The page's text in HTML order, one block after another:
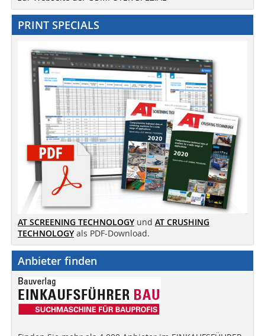
PRINT SPECIALS
AT SCREENING TECHNOLOGY und AT CRUSHING
TECHNOLOGY als PDF-Download.
Anbieter finden